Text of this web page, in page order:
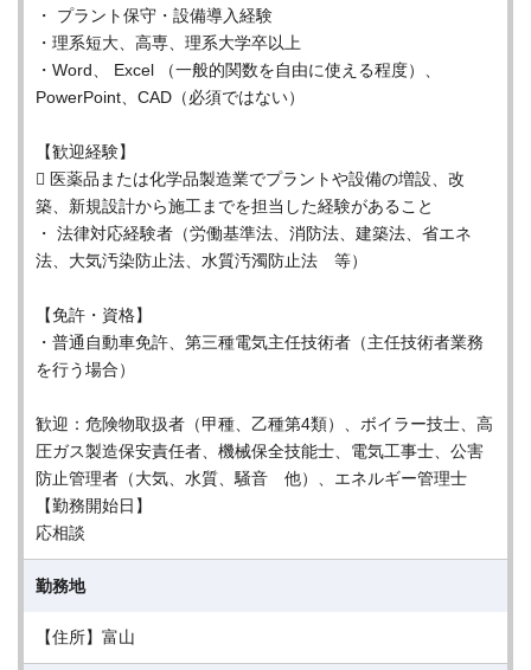
・ プラント保守・設備導入経験
・理系短大、高専、理系大学卒以上
・Word、 Excel （一般的関数を自由に使える程度）、
PowerPoint、CAD（必須ではない）
【歓迎経験】
 医薬品または化学品製造業でプラントや設備の増設、改
築、新規設計から施工までを担当した経験があること
・ 法律対応経験者（労働基準法、消防法、建築法、省エネ
法、大気汚染防止法、水質汚濁防止法 等）
【免許・資格】
・普通自動車免許、第三種電気主任技術者（主任技術者業務
を行う場合）
歓迎：危険物取扱者（甲種、乙種第4類）、ボイラー技士、高
圧ガス製造保安責任者、機械保全技能士、電気工事士、公害
防止管理者（大気、水質、騒音 他）、エネルギー管理士
【勤務開始日】
応相談
勤務地
【住所】富山